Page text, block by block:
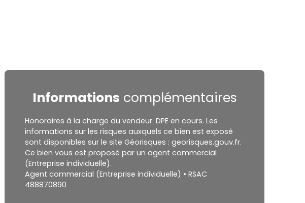
Informations complémentaires
Honoraires à la charge du vendeur. DPE en cours. Les
informations sur les risques auxquels ce bien est exposé
sont disponibles sur le site Géorisques : georisques.gouv.fr.
Ce bien vous est proposé par un agent commercial
(Entreprise individuelle).
Agent commercial (Entreprise individuelle) • RSAC
488870890